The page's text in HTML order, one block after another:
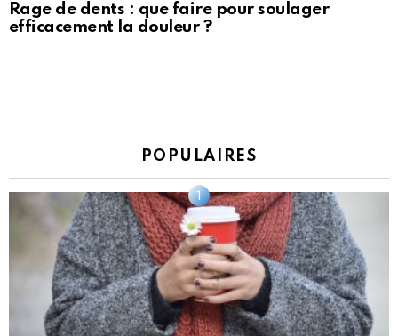
Rage de dents : que faire pour soulager
efficacement la douleur ?
POPULAIRES